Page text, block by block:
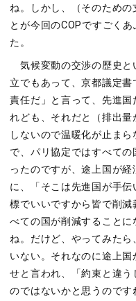
ね。しかし、（そのため
とが今回のCOPですごく
た。
気候変動の交渉の歴史と
立でもあって、京都議定
責任だ」と言って、先進
れども、それだと（排出
しないので温暖化が止ま
で、パリ協定ではすべて
ったのですが、途上国が
に、「そこは先進国が手
標でいいですから皆で削
べての国が削減すること
ね。だけど、やってみた
いない。それなのに途上
せと言われ、「約束と違
のではないかと思うので